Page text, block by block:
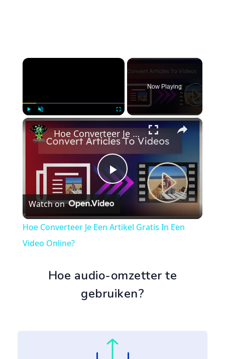
×
Play Unmute Fullscreen
Now Playing
×
Play
Video
Hoe Converteer Je Een Artikel Gratis In Een Video Online?
Watch on
Hoe Converteer Je Een Artikel Gratis In Een
Video Online?
Hoe audio-omzetter te
gebruiken?